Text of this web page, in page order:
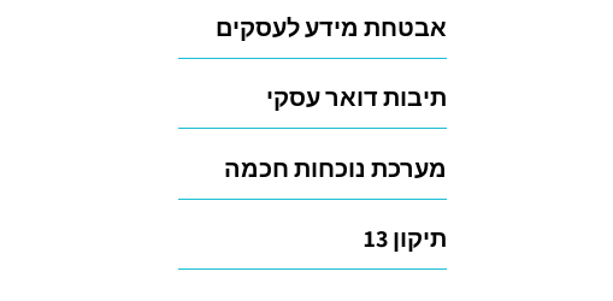
אבטחת מידע לעסקים
תיבות דואר עסקי
מערכת נוכחות חכמה
תיקון 13